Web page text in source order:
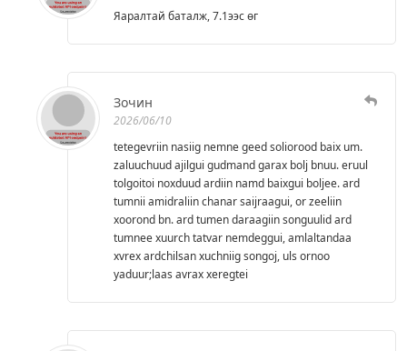
Яаралтай баталж, 7.1ээс өг
Зочин
2026/06/10
tetegevriin nasiig nemne geed soliorood baix um.
zaluuchuud ajilgui gudmand garax bolj bnuu. eruul
tolgoitoi noxduud ardiin namd baixgui boljee. ard
tumnii amidraliin chanar saijraagui, or zeeliin
xoorond bn. ard tumen daraagiin songuulid ard
tumnee xuurch tatvar nemdeggui, amlaltandaa
xvrex ardchilsan xuchniig songoj, uls ornoo
yaduur;laas avrax xeregtei